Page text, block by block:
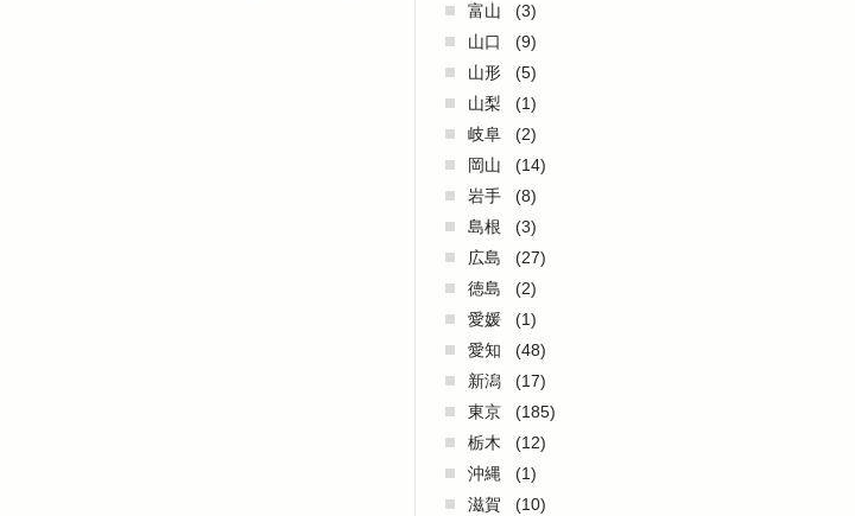
富山
(3)
山口
(9)
山形
(5)
山梨
(1)
岐阜
(2)
岡山
(14)
岩手
(8)
島根
(3)
広島
(27)
徳島
(2)
愛媛
(1)
愛知
(48)
新潟
(17)
東京
(185)
栃木
(12)
沖縄
(1)
滋賀
(10)